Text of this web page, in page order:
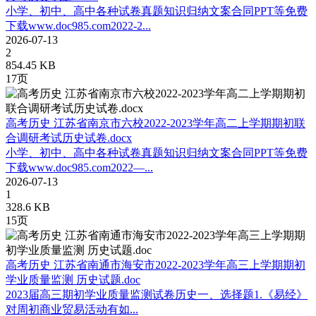
小学、初中、高中各种试卷真题知识归纳文案合同PPT等免费
下载www.doc985.com2022-2...
2026-07-13
2
854.45 KB
17页
高考历史 江苏省南京市六校2022-2023学年高二上学期期初联
合调研考试历史试卷.docx
小学、初中、高中各种试卷真题知识归纳文案合同PPT等免费
下载www.doc985.com2022—...
2026-07-13
1
328.6 KB
15页
高考历史 江苏省南通市海安市2022-2023学年高三上学期期初
学业质量监测 历史试题.doc
2023届高三期初学业质量监测试卷历史一、选择题1.《易经》
对周初商业贸易活动有如...